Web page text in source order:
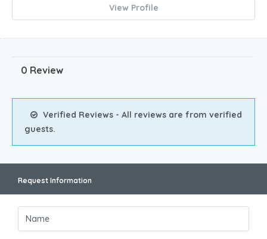
View Profile
0 Review
Verified Reviews - All reviews are from verified
guests.
Request Information